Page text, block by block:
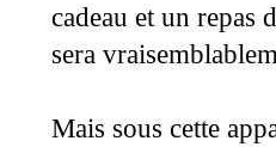
cadeau et un repas
sera
Mais sous cette